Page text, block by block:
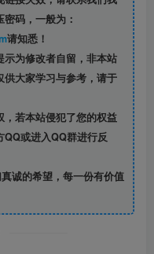
码，一般为：
请知悉！
为修改者自留， 非本站
供大家学习与参考，请于
若本站侵犯了您的权益
或进入QQ群进行反
诚的希望，每一份有价值